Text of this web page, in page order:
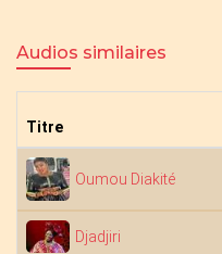
Audios similaires
Titre
Oumou Diakité
Djadjiri